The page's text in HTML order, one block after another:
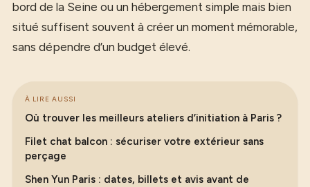
bord de la Seine ou un hébergement simple mais bien
situé suffisent souvent à créer un moment mémorable,
sans dépendre d’un budget élevé.
À LIRE AUSSI
Où trouver les meilleurs ateliers d’initiation à Paris ?
Filet chat balcon : sécuriser votre extérieur sans
perçage
Shen Yun Paris : dates, billets et avis avant de